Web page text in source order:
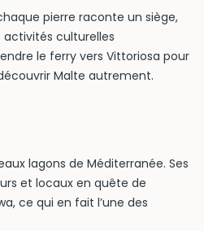
pierre raconte un siège,
culturelles
le ferry vers Vittoriosa pour
Malte autrement.
lagons de Méditerranée. Ses
et locaux en quête de
ce qui en fait l’une des